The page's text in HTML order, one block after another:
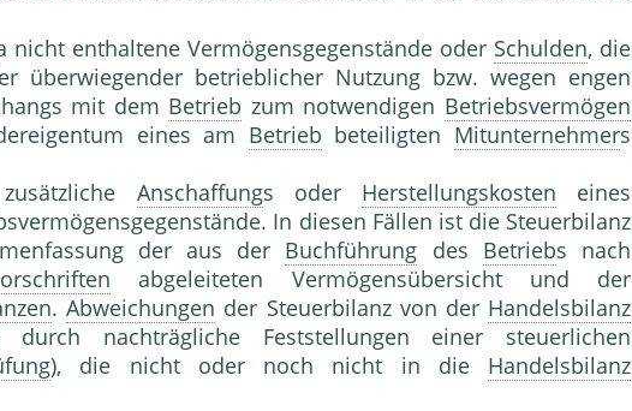
nicht enthaltene Vermögensgegenstände oder Schulden, die
überwiegender betrieblicher Nutzung bzw. wegen engen
mit dem Betrieb zum notwendigen Betriebsvermögen
eines am Betrieb beteiligten Mitunternehmers
Anschaffungs oder Herstellungskosten eines
In diesen Fällen ist die Steuerbilanz
der aus der Buchführung des Betriebs nach
abgeleiteten Vermögensübersicht und der
.Abweichungen der Steuerbilanz von der Handelsbilanz
nachträgliche Feststellungen einer steuerlichen
), die nicht oder noch nicht in die Handelsbilanz